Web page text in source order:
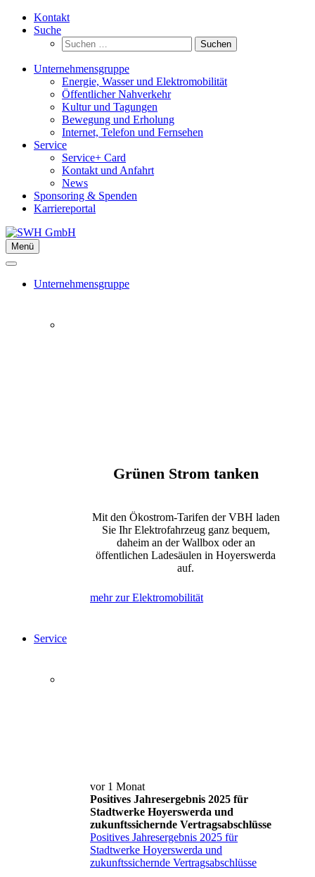
Zum
Inhalt
Kontakt
Suche
Suchen
nach:
Unternehmensgruppe
Energie, Wasser und Elektromobilität
Öffentlicher Nahverkehr
Kultur und Tagungen
Bewegung und Erholung
Internet, Telefon und Fernsehen
Service
Service+ Card
Kontakt und Anfahrt
News
Sponsoring & Spenden
Karriereportal
Menü
Unternehmensgruppe
Grünen Strom tanken
Mit den Ökostrom-Tarifen der VBH laden
Sie Ihr Elektrofahrzeug ganz bequem,
daheim an der Wallbox oder an
öffentlichen Ladesäulen in Hoyerswerda
auf.
mehr zur Elektromobilität
Service
vor 1 Monat
Positives Jahresergebnis 2025 für
Stadtwerke Hoyerswerda und
zukunftssichernde Vertragsabschlüsse
Positives Jahresergebnis 2025 für
Stadtwerke Hoyerswerda und
zukunftssichernde Vertragsabschlüsse